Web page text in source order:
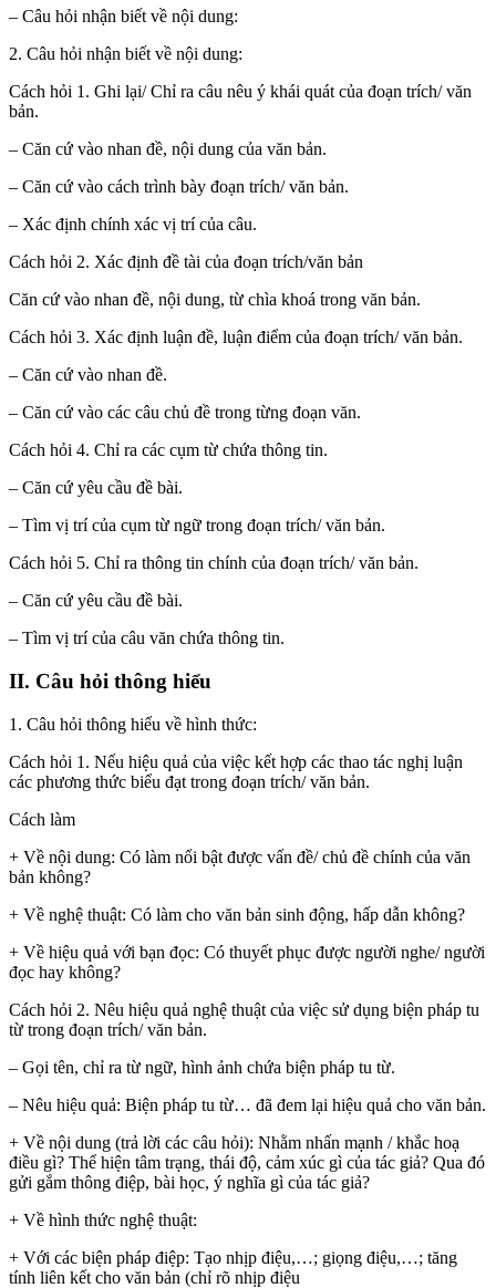
– Câu hỏi nhận biết về nội dung:
2. Câu hỏi nhận biết về nội dung:
Cách hỏi 1. Ghi lại/ Chỉ ra câu nêu ý khái quát của đoạn trích/ văn
bản.
– Căn cứ vào nhan đề, nội dung của văn bản.
– Căn cứ vào cách trình bày đoạn trích/ văn bản.
– Xác định chính xác vị trí của câu.
Cách hỏi 2. Xác định đề tài của đoạn trích/văn bản
Căn cứ vào nhan đề, nội dung, từ chìa khoá trong văn bản.
Cách hỏi 3. Xác định luận đề, luận điểm của đoạn trích/ văn bản.
– Căn cứ vào nhan đề.
– Căn cứ vào các câu chủ đề trong từng đoạn văn.
Cách hỏi 4. Chỉ ra các cụm từ chứa thông tin.
– Căn cứ yêu cầu đề bài.
– Tìm vị trí của cụm từ ngữ trong đoạn trích/ văn bản.
Cách hỏi 5. Chỉ ra thông tin chính của đoạn trích/ văn bản.
– Căn cứ yêu cầu đề bài.
– Tìm vị trí của câu văn chứa thông tin.
II. Câu hỏi thông hiểu
1. Câu hỏi thông hiểu về hình thức:
Cách hỏi 1. Nếu hiệu quả của việc kết hợp các thao tác nghị luận
các phương thức biểu đạt trong đoạn trích/ văn bản.
Cách làm
+ Về nội dung: Có làm nổi bật được vấn đề/ chủ đề chính của văn
bản không?
+ Về nghệ thuật: Có làm cho văn bản sinh động, hấp dẫn không?
+ Về hiệu quả với bạn đọc: Có thuyết phục được người nghe/ người
đọc hay không?
Cách hỏi 2. Nêu hiệu quả nghệ thuật của việc sử dụng biện pháp tu
từ trong đoạn trích/ văn bản.
– Gọi tên, chỉ ra từ ngữ, hình ảnh chứa biện pháp tu từ.
– Nêu hiệu quả: Biện pháp tu từ… đã đem lại hiệu quả cho văn bản.
+ Về nội dung (trả lời các câu hỏi): Nhằm nhấn mạnh / khắc hoạ
điều gì? Thể hiện tâm trạng, thái độ, cảm xúc gì của tác giả? Qua đó
gửi gắm thông điệp, bài học, ý nghĩa gì của tác giả?
+ Về hình thức nghệ thuật:
+ Với các biện pháp điệp: Tạo nhịp điệu,…; giọng điệu,…; tăng
tính liên kết cho văn bản (chỉ rõ nhịp điệu